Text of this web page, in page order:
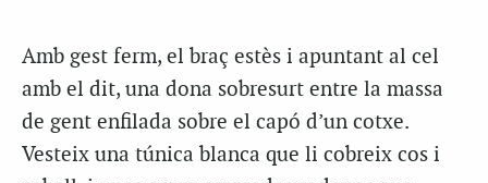
Amb gest ferm, el braç estès i apuntant al cel
amb el dit, una dona sobresurt entre la massa
de gent enfilada sobre el capó d’un cotxe.
Vesteix una túnica blanca que li cobreix cos i